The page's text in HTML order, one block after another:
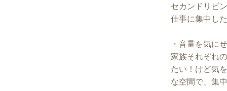
セカンドリビ
仕事に集中し
・音量を気に
家族それぞれ
たい！けど気
な空間で、集